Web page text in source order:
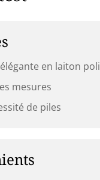
en laiton poli
mesures
de piles